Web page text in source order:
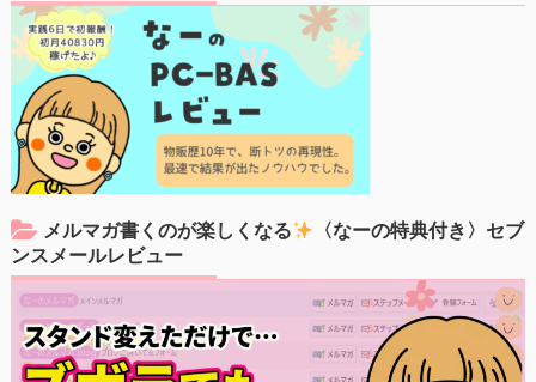
メルマガ書くのが楽しくなる
〈なーの特典付き〉セブ
ンスメールレビュー